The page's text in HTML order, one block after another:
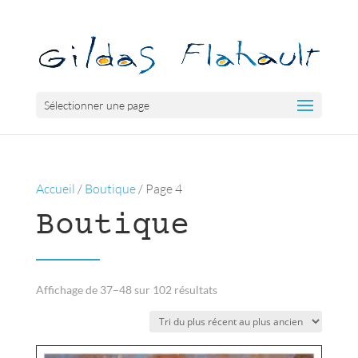
Sélectionner une page
Accueil / Boutique/ Page 4
Boutique
Affichage de 37–48 sur 102 résultatsTrié
plus
récent